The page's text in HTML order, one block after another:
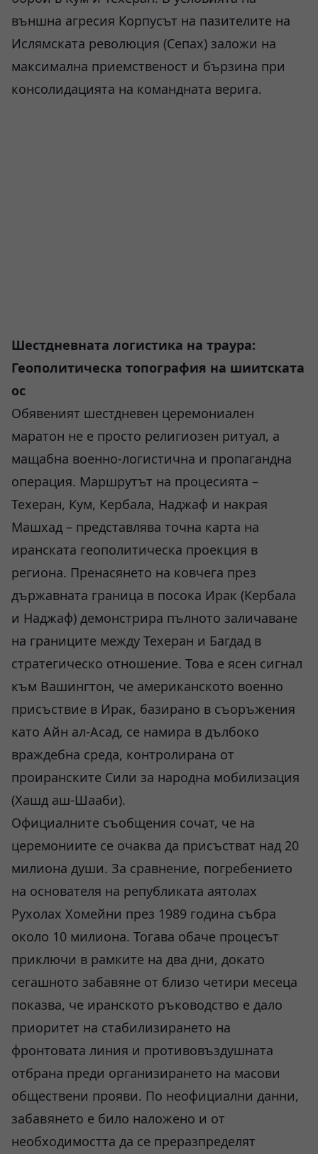
външна агресия Корпусът на пазителите на
Ислямската революция (Сепах) заложи на
максимална приемственост и бързина при
консолидацията на командната верига.
Шестдневната логистика на траура:
Геополитическа топография на шиитската
ос
Обявеният шестдневен церемониален
маратон не е просто религиозен ритуал, а
мащабна военно-логистична и пропагандна
операция. Маршрутът на процесията –
Техеран, Кум, Кербала, Наджаф и накрая
Машхад – представлява точна карта на
иранската геополитическа проекция в
региона. Пренасянето на ковчега през
държавната граница в посока Ирак (Кербала
и Наджаф) демонстрира пълното заличаване
на границите между Техеран и Багдад в
стратегическо отношение. Това е ясен сигнал
към Вашингтон, че американското военно
присъствие в Ирак, базирано в съоръжения
като Айн ал-Асад, се намира в дълбоко
враждебна среда, контролирана от
проиранските Сили за народна мобилизация
(Хашд аш-Шааби).
Официалните съобщения сочат, че на
церемониите се очаква да присъстват над 20
милиона души. За сравнение, погребението
на основателя на републиката аятолах
Рухолах Хомейни през 1989 година събра
около 10 милиона. Тогава обаче процесът
приключи в рамките на два дни, докато
сегашното забавяне от близо четири месеца
показва, че иранското ръководство е дало
приоритет на стабилизирането на
фронтовата линия и противовъздушната
отбрана преди организирането на масови
обществени прояви. По неофициални данни,
забавянето е било наложено и от
необходимостта да се преразпределят